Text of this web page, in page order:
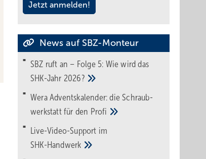
Jetzt anmelden!
News auf SBZ-Monteur
SBZ ruft an – Folge 5: Wie wird das
SHK-Jahr 2026?
Wera Adventskalender: die Schraub­
werk­statt für den Pro­fi
Live-Video-Support im
SHK-Handwerk